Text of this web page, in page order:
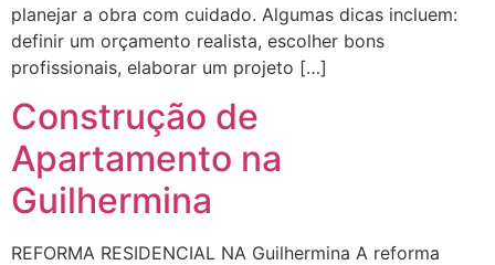
planejar a obra com cuidado. Algumas dicas incluem:
definir um orçamento realista, escolher bons
profissionais, elaborar um projeto […]
Construção de
Apartamento na
Guilhermina
REFORMA RESIDENCIAL NA Guilhermina A reforma